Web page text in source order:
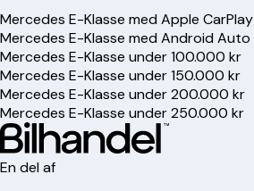
Mercedes E-Klasse med Apple CarPlay
Mercedes E-Klasse med Android Auto
Mercedes E-Klasse under 100.000 kr
Mercedes E-Klasse under 150.000 kr
Mercedes E-Klasse under 200.000 kr
Mercedes E-Klasse under 250.000 kr
En del af